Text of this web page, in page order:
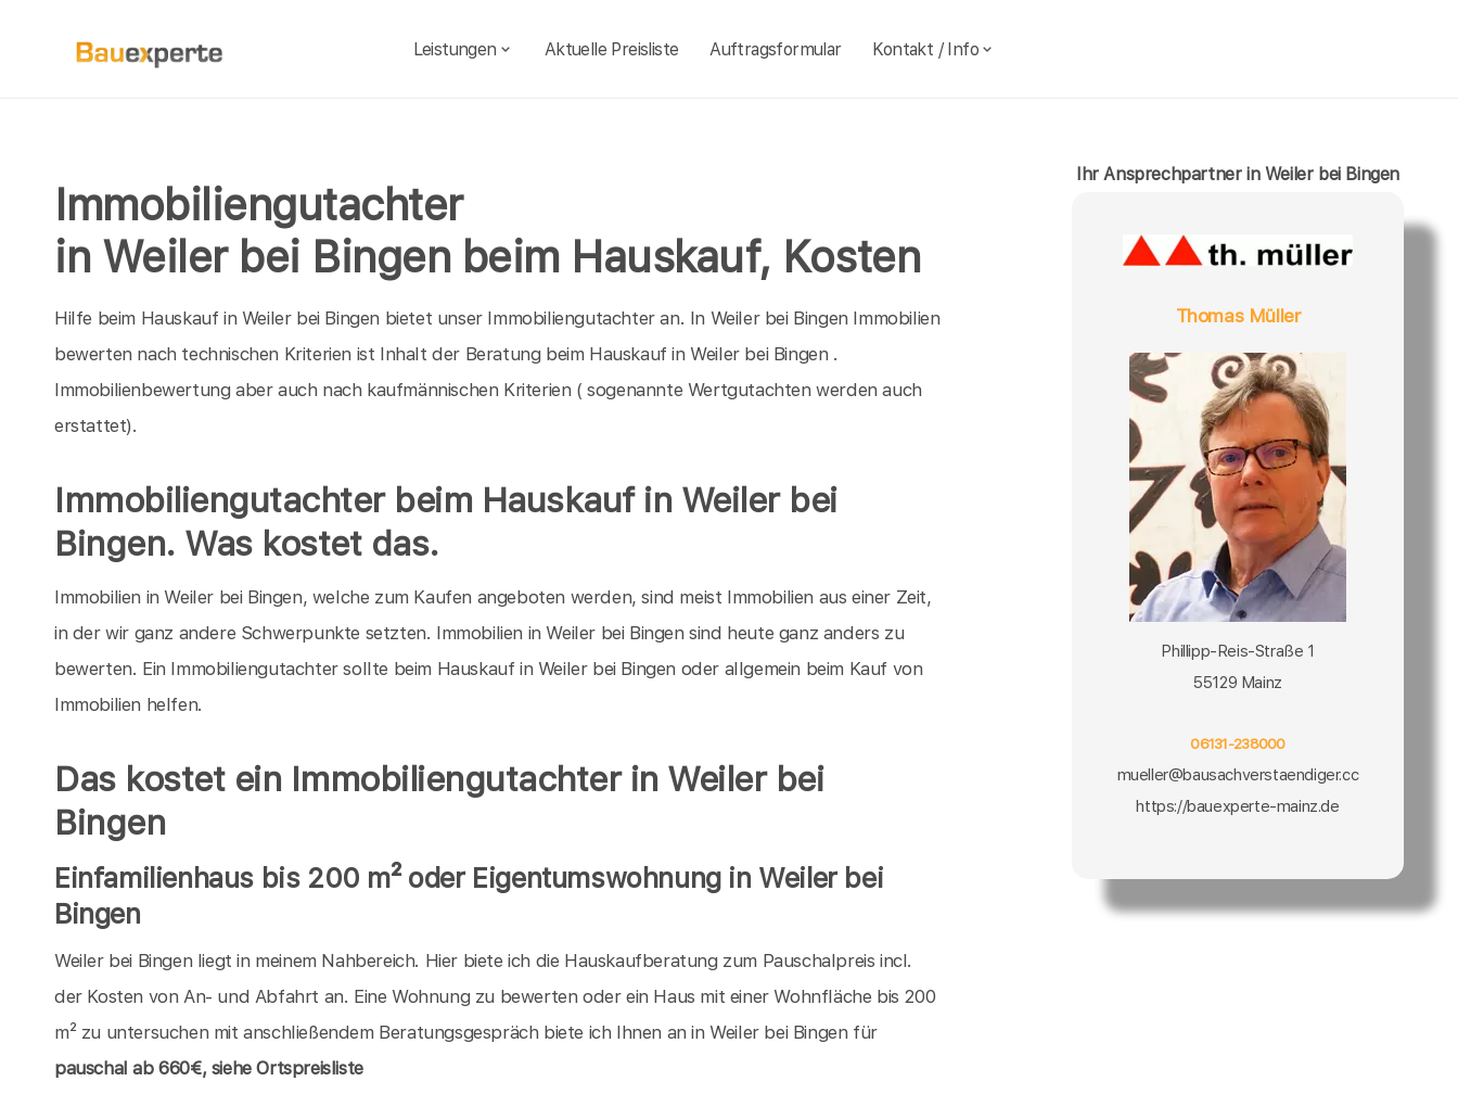
Leistungen Aktuelle Preisliste Auftragsformular Kontakt / Info
Immobiliengutachter
in Weiler bei Bingen beim Hauskauf, Kosten
Hilfe beim Hauskauf in Weiler bei Bingen bietet unser Immobiliengutachter an. In Weiler bei Bingen Immobilien
bewerten nach technischen Kriterien ist Inhalt der Beratung beim Hauskauf in Weiler bei Bingen .
Immobilienbewertung aber auch nach kaufmännischen Kriterien ( sogenannte Wertgutachten werden auch
erstattet).
Immobiliengutachter beim Hauskauf in Weiler bei
Bingen. Was kostet das.
Immobilien in Weiler bei Bingen, welche zum Kaufen angeboten werden, sind meist Immobilien aus einer Zeit,
in der wir ganz andere Schwerpunkte setzten. Immobilien in Weiler bei Bingen sind heute ganz anders zu
bewerten. Ein Immobiliengutachter sollte beim Hauskauf in Weiler bei Bingen oder allgemein beim Kauf von
Immobilien helfen.
Das kostet ein Immobiliengutachter in Weiler bei
Bingen
Einfamilienhaus bis 200 m² oder Eigentumswohnung in Weiler bei
Bingen
Weiler bei Bingen liegt in meinem Nahbereich. Hier biete ich die Hauskaufberatung zum Pauschalpreis incl.
der Kosten von An- und Abfahrt an. Eine Wohnung zu bewerten oder ein Haus mit einer Wohnfläche bis 200
m² zu untersuchen mit anschließendem Beratungsgespräch biete ich Ihnen an in Weiler bei Bingen für
pauschalab 660€, siehe Ortspreisliste
Ihr Ansprechpartner in Weiler bei Bingen
Thomas Müller
Phillipp-Reis-Straße 1
55129 Mainz
06131-238000
mueller@bausachverstaendiger.cc
https://bauexperte-mainz.de